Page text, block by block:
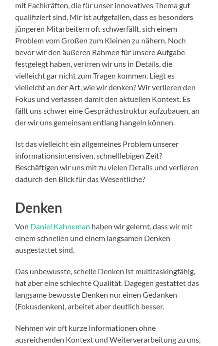
mit Fachkräften, die für unser innovatives Thema gut
qualifiziert sind. Mir ist aufgefallen, dass es besonders
jüngeren Mitarbeitern oft schwerfällt, sich einem
Problem vom Großen zum Kleinen zu nähern. Noch
bevor wir den äußeren Rahmen für unsere Aufgabe
festgelegt haben, verirren wir uns in Details, die
vielleicht gar nicht zum Tragen kommen. Liegt es
vielleicht an der Art, wie wir denken? Wir verlieren den
Fokus und verlassen damit den aktuellen Kontext. Es
fällt uns schwer eine Gesprächsstruktur aufzubauen, an
der wir uns gemeinsam entlang hangeln können.
Ist das vielleicht ein allgemeines Problem unserer
informationsintensiven, schnelllebigen Zeit?
Beschäftigen wir uns mit zu vielen Details und verlieren
dadurch den Blick für das Wesentliche?
Denken
Von Daniel Kahneman haben wir gelernt, dass wir mit
einem schnellen und einem langsamen Denken
ausgestattet sind.
Das unbewusste, schelle Denken ist multitaskingfähig,
hat aber eine schlechte Qualität. Dagegen gestattet das
langsame bewusste Denken nur einen Gedanken
(Fokusdenken), arbeitet aber deutlich besser.
Nehmen wir oft kurze Informationen ohne
ausreichenden Kontext und Weiterverarbeitung zu uns,